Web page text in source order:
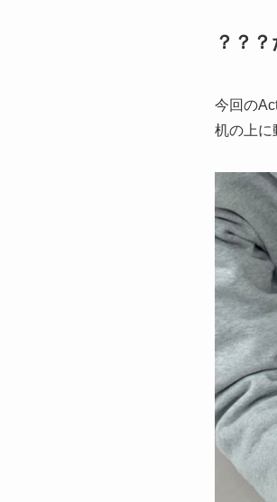
？？
今回の
机の上に